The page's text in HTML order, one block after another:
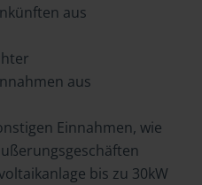
aus
aus
Einnahmen, wie
bis zu 30kW